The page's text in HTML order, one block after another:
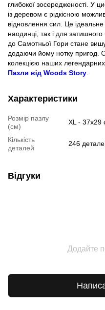
глибокої зосередженості. У
із деревом є рідкісною
відновлення сил. Це
наодинці, так і для
до Самотньої Гори стане
додаючи йому нотку пригод.
колекцією наших
Пазли від Woods Story
Характеристики
Розмір пазлу
(см)
XL - 37х29
Кількість
деталей
246
Відгуки
Додайте